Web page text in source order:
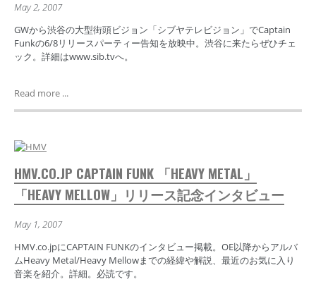
May 2, 2007
GWから渋谷の大型街頭ビジョン「シブヤテレビジョン」でCaptain
Funkの6/8リリースパーティー告知を放映中。渋谷に来たらぜひチェ
ック。詳細はwww.sib.tvへ。
Read more ...
HMV.CO.JP CAPTAIN FUNK 「HEAVY METAL」
「HEAVY MELLOW」リリース記念インタビュー
May 1, 2007
HMV.co.jpにCAPTAIN FUNKのインタビュー掲載。OE以降からアルバ
ムHeavy Metal/Heavy Mellowまでの経緯や解説、最近のお気に入り
音楽を紹介。詳細。必読です。